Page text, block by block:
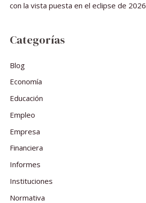
con la vista puesta en el eclipse de 2026
Categorías
Blog
Economía
Educación
Empleo
Empresa
Financiera
Informes
Instituciones
Normativa